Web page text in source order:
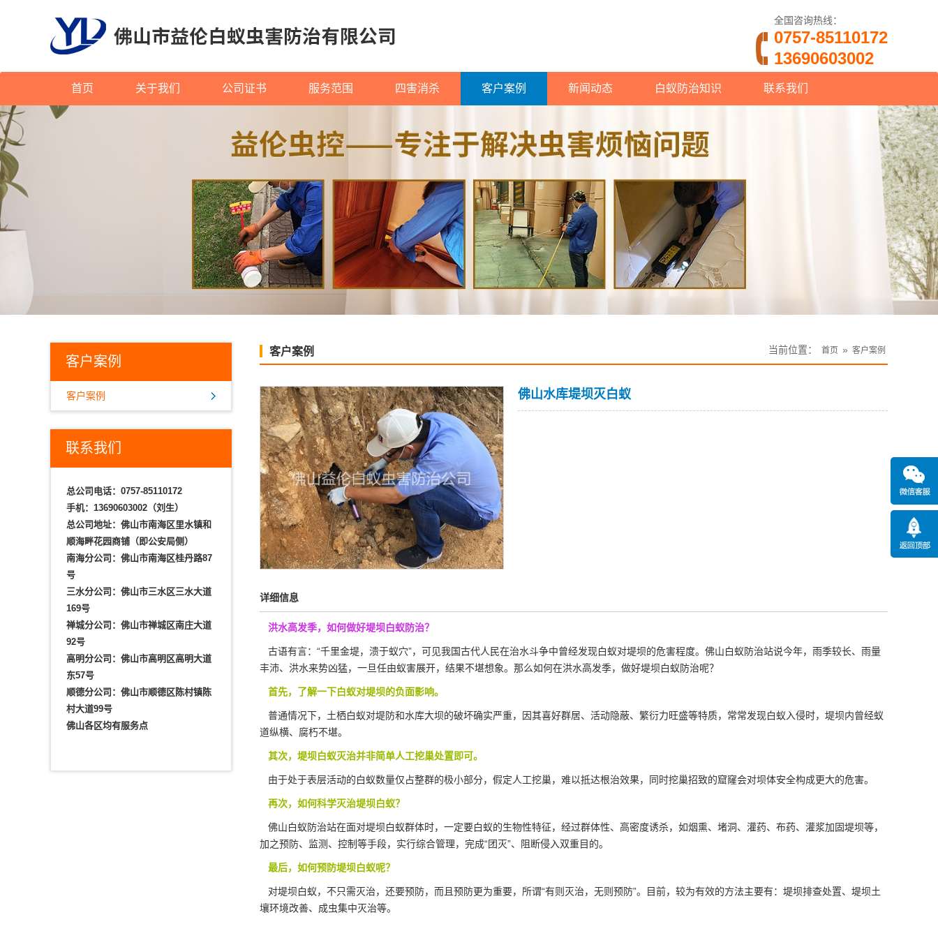
全国咨询热线：
0757-85110172
13690603002
首页 关于我们 公司证书 服务范围 四害消杀 客户案例 新闻动态 白蚁防治知识 联系我们
客户案例
客户案例
联系我们
总公司电话： 0757-85110172
手机： 13690603002（刘生）
总公司地址：佛山市南海区里水镇和
顺海畔花园商铺（即公安局侧）
南海分公司：佛山市南海区桂丹路87
号
三水分公司：佛山市三水区三水大道
169号
禅城分公司：佛山市禅城区南庄大道
92号
高明分公司：佛山市高明区高明大道
东57号
顺德分公司：佛山市顺德区陈村镇陈
村大道99号
佛山各区均有服务点
客户案例 当前位置： 首页 » 客户案例
佛山水库堤坝灭白蚁
详细信息
洪水高发季，如何做好堤坝白蚁防治？
古语有言：“千里金堤，溃于蚁穴”，可见我国古代人民在治水斗争中曾经发现白蚁对堤坝的危害程度。 佛山白蚁防治站说今年，雨季较长、雨量
丰沛、洪水来势凶猛，一旦任由蚁害展开，结果不堪想象。那么如何在洪水高发季，做好堤坝白蚁防治呢？
首先，了解一下白蚁对堤坝的负面影响。
普通情况下，土栖白蚁对堤防和水库大坝的破坏确实严重，因其喜好群居、活动隐蔽、繁衍力旺盛等特质，常常发现白蚁入侵时，堤坝内曾经蚁
道纵横、腐朽不堪。
其次，堤坝白蚁灭治并非简单人工挖巢处置即可。
由于处于表层活动的白蚁数量仅占整群的极小部分，假定人工挖巢，难以抵达根治效果，同时挖巢招致的窟窿会对坝体安全构成更大的危害。
再次，如何科学灭治堤坝白蚁？
佛山白蚁防治站在面对堤坝白蚁群体时，一定要白蚁的生物性特征，经过群体性、高密度诱杀，如烟熏、堵洞、灌药、布药、灌浆加固堤坝等，
加之预防、监测、控制等手段，实行综合管理，完成“团灭”、阻断侵入双重目的。
最后，如何预防堤坝白蚁呢？
对堤坝白蚁，不只需灭治，还要预防，而且预防更为重要，所谓“有则灭治，无则预防”。目前，较为有效的方法主要有： 堤坝排查处置、堤坝土
壤环境改善、成虫集中灭治等。